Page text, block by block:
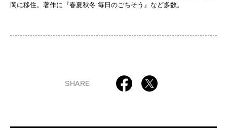
岡に移住。著作に『春夏秋冬 毎日のごちそう』など多数。
SHARE